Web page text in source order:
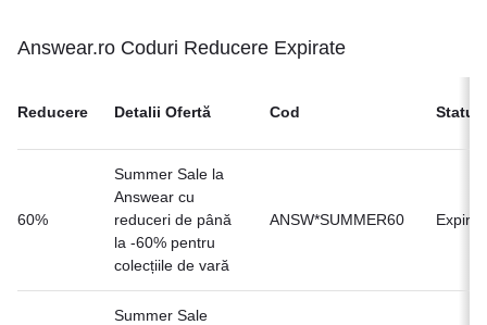
Answear.ro Coduri Reducere Expirate
Reducere Detalii Ofertă Cod Status
60%
Summer Sale la
Answear cu
reduceri de până
la -60% pentru
colecțiile de vară
ANSW*SUMMER60 Expirat
Summer Sale